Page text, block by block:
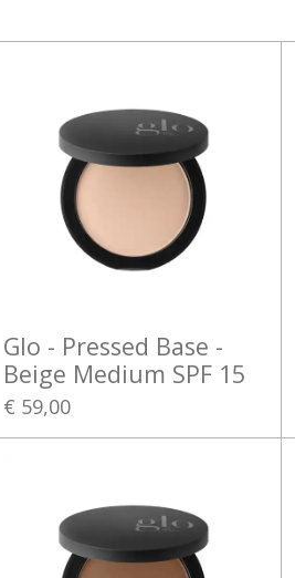
Glo - Pressed Base -
Beige Medium SPF 15
€ 59,00